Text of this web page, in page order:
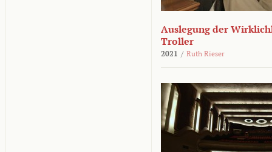
Auslegung der
Troller
2021 / Ruth Rieser